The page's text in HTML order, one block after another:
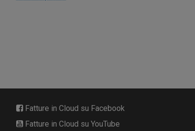
Fatture in Cloud su Facebook
Fatture in Cloud su YouTube